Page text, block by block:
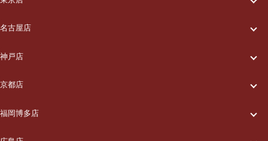
ご利用の流れ
メニュー/料金
出張エリア
ブログ
一休について
ご利用の流れ
メニュー/料金
出張エリア
名古屋店
一休について
ご利用の流れ
メニュー/料金
神戸店
一休について
ご利用の流れ
京都店
一休について
福岡博多店